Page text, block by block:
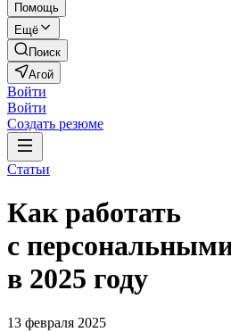
Помощь
Ещё
Поиск
Агой
Войти
Войти
Создать резюме
Статьи
Как работать
с
в 2025 году
13 февраля 2025